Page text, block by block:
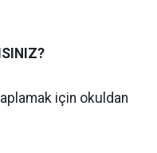
için okuldan